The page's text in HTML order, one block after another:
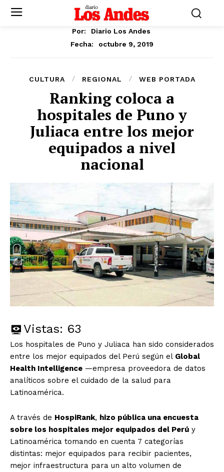
Por:
Diario Los Andes
Fecha:
octubre 9, 2019
CULTURA REGIONAL WEB PORTADA
Ranking coloca a
hospitales de Puno y
Juliaca entre los mejor
equipados a nivel
nacional
Vistas: 63
Los hospitales de Puno y Juliaca han sido considerados
entre los mejor equipados del Perú según el Global
Health Intelligence —empresa proveedora de datos
analíticos sobre el cuidado de la salud para
Latinoamérica.
A través de HospiRank, hizo pública una encuesta
sobre los hospitales mejor equipados del Perú y
Latinoamérica tomando en cuenta 7 categorías
distintas: mejor equipados para recibir pacientes,
mejor infraestructura para un alto volumen de